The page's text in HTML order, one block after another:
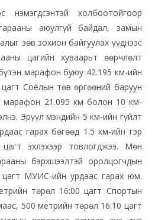
холбоотойгоор
аюулгүй байдал, замын
зөв зохион байгуулах үүднээс
цагийн хуваарьт өөрчлөлт
марафон буюу 42.195 км-ийн
Соёлын төв өргөөний баруун
марафон 21.095 км болон 10 км-
Эрүүл мэндийн 5 км-ийн гүйлт
гарах бөгөөд 1.5 км-ийн гэр
эхлэхээр товлогджээ. Мөн
бэрхшээлтэй оролцогчдын
МУИС-ийн урдаас гарах юм.
төрөл 16:00 цагт Спортын
500 метрийн төрөл 16:10 цагт